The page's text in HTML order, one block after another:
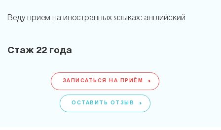
Веду прием на иностранных языках: английский
Стаж 22 года
ЗАПИСАТЬСЯ НА ПРИЁМ
ОСТАВИТЬ ОТЗЫВ